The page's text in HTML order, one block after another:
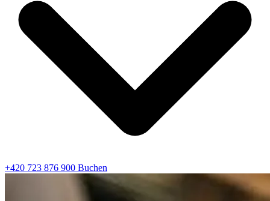
+420 723 876 900 Buchen